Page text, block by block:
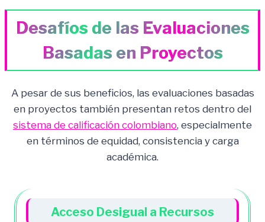
Desafíos de las Evaluaciones
Basadas en Proyectos
A pesar de sus beneficios, las evaluaciones basadas
en proyectos también presentan retos dentro del
sistema de calificación colombiano, especialmente
en términos de equidad, consistencia y carga
académica.
Acceso Desigual a Recursos